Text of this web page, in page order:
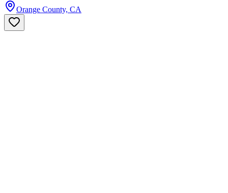
Orange County, CA